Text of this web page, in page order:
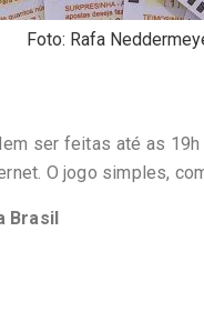
Foto: Rafa
ser feitas até as
O jogo simples,
Brasil